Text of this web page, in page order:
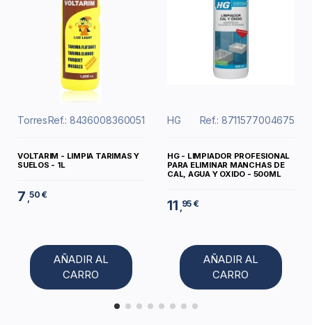
TorresRef.: 8436008360051
VOLTARIM - LIMPIA TARIMAS Y
SUELOS - 1L
7 ,50 €
AÑADIR AL
CARRO
HG Ref.: 8711577004675
HG - LIMPIADOR PROFESIONAL
PARA ELIMINAR MANCHAS DE
CAL, AGUA Y OXIDO - 500ML
11 95 €
AÑADIR AL
CARRO